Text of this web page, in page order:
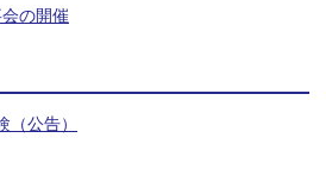
の開催
（公告）